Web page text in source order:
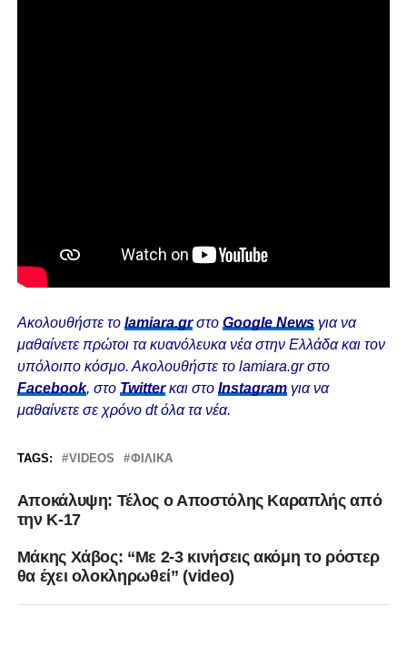
Ακολουθήστε το lamiara.grστο Google Newsγια να
μαθαίνετε πρώτοι τα κυανόλευκα νέα στην Ελλάδα και τον
υπόλοιπο κόσμο. Ακολουθήστε το lamiara.gr στο
Facebook, στο Twitterκαι στο Instagram για να
μαθαίνετε σε χρόνο dt όλα τα νέα.
TAGS: VIDEOS ΦΙΛΙΚΆ
Αποκάλυψη: Τέλος ο Αποστόλης Καραπλής από
την Κ-17
Μάκης Χάβος: “Με 2-3 κινήσεις ακόμη το ρόστερ
θα έχει ολοκληρωθεί” (video)